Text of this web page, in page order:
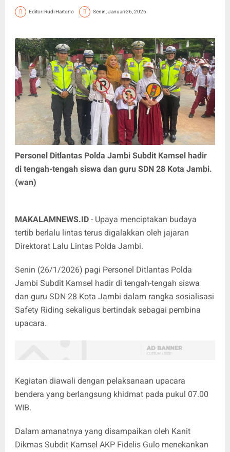
Editor: Rudi Hartono Senin, Januari 26, 2026
Personel Ditlantas Polda Jambi Subdit Kamsel hadir
di tengah-tengah siswa dan guru SDN 28 Kota Jambi.
(wan)
MAKALAMNEWS.ID - Upaya menciptakan budaya
tertib berlalu lintas terus digalakkan oleh jajaran
Direktorat Lalu Lintas Polda Jambi.
Senin (26/1/2026) pagi Personel Ditlantas Polda
Jambi Subdit Kamsel hadir di tengah-tengah siswa
dan guru SDN 28 Kota Jambi dalam rangka sosialisasi
Safety Riding sekaligus bertindak sebagai pembina
upacara.
​Kegiatan diawali dengan pelaksanaan upacara
bendera yang berlangsung khidmat pada pukul 07.00
WIB.
Dalam amanatnya yang disampaikan oleh Kanit
Dikmas Subdit Kamsel AKP Fidelis Gulo menekankan